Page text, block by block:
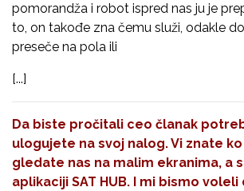
pomorandža i robot ispred nas ju je
to, on takođe zna čemu služi, odakle
preseče na pola ili
[...]
Da biste pročitali ceo članak
ulogujete na svoj nalog. Vi znate
gledate nas na malim ekranima, a
aplikaciji SAT HUB. I mi bismo voleli